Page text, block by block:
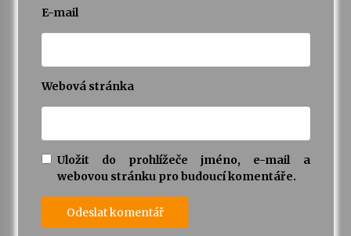
E-mail
Webová stránka
Uložit do prohlížeče jméno, e-mail a
webovou stránku pro budoucí komentáře.